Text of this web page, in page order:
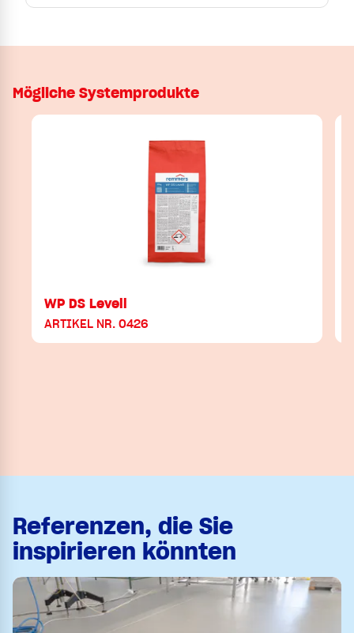
Mögliche Systemprodukte
WP DS Levell
ARTIKEL NR. 0426
Referenzen, die Sie
inspirieren könnten